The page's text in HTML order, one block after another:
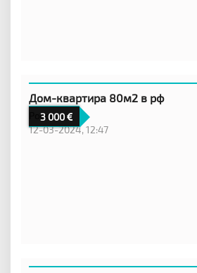
3 000
Дом-квартира 80м2 в рф
Россия
12-03-2024, 12:47